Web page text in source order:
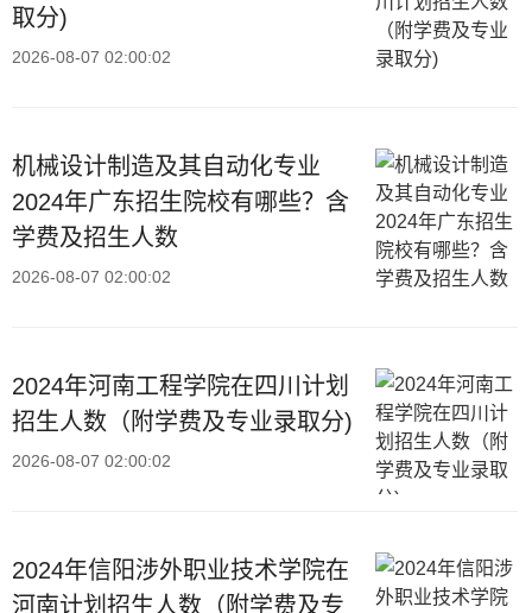
取分)
2026-08-07 02:00:02
机械设计制造及其自动化专业
2024年广东招生院校有哪些？含
学费及招生人数
2026-08-07 02:00:02
2024年河南工程学院在四川计划
招生人数（附学费及专业录取分)
2026-08-07 02:00:02
2024年信阳涉外职业技术学院在
河南计划招生人数（附学费及专